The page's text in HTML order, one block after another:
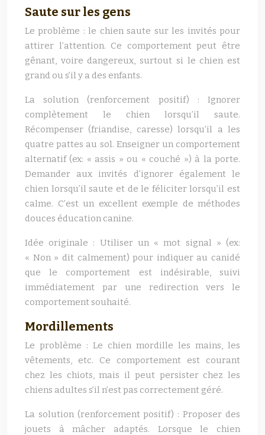
Saute sur les gens
Le problème : le chien saute sur les invités pour
attirer l’attention. Ce comportement peut être
gênant, voire dangereux, surtout si le chien est
grand ou s’il y a des enfants.
La solution (renforcement positif) : Ignorer
complètement le chien lorsqu’il saute.
Récompenser (friandise, caresse) lorsqu’il a les
quatre pattes au sol. Enseigner un comportement
alternatif (ex: « assis » ou « couché ») à la porte.
Demander aux invités d’ignorer également le
chien lorsqu’il saute et de le féliciter lorsqu’il est
calme. C’est un excellent exemple de méthodes
douces éducation canine.
Idée originale : Utiliser un « mot signal » (ex:
« Non » dit calmement) pour indiquer au canidé
que le comportement est indésirable, suivi
immédiatement par une redirection vers le
comportement souhaité.
Mordillements
Le problème : Le chien mordille les mains, les
vêtements, etc. Ce comportement est courant
chez les chiots, mais il peut persister chez les
chiens adultes s’il n’est pas correctement géré.
La solution (renforcement positif) : Proposer des
jouets à mâcher adaptés. Lorsque le chien